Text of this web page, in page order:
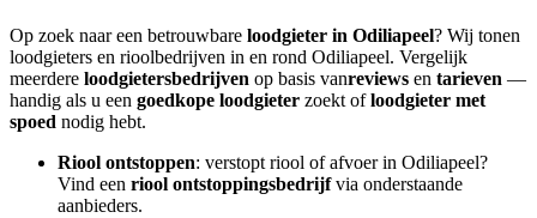
Op zoek naar een betrouwbare loodgieter in Odiliapeel? Wij tonen
loodgieters en rioolbedrijven in en rond Odiliapeel. Vergelijk
meerdere loodgietersbedrijven op basis vanreviews en tarieven —
handig als u een goedkope loodgieter zoekt ofloodgieter met
spoed nodig hebt.
Riool ontstoppen: verstopt riool of afvoer in Odiliapeel?
Vind een riool ontstoppingsbedrijfvia onderstaande
aanbieders.